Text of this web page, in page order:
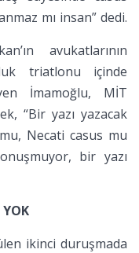
mı insan” dedi.
avukatlarının
triatlonu içinde
İmamoğlu, MİT
“Bir yazı yazacak
Necati casus mu
bir yazı
ikinci duruşmada